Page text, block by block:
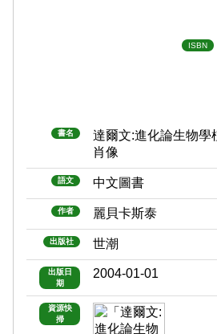
ISBN
書名
達爾文:進化論生物學
肖像
語文 中文圖書
作者 麗貝卡斯泰
出版社 世潮
出版日
期
2004-01-01
資源快
掃